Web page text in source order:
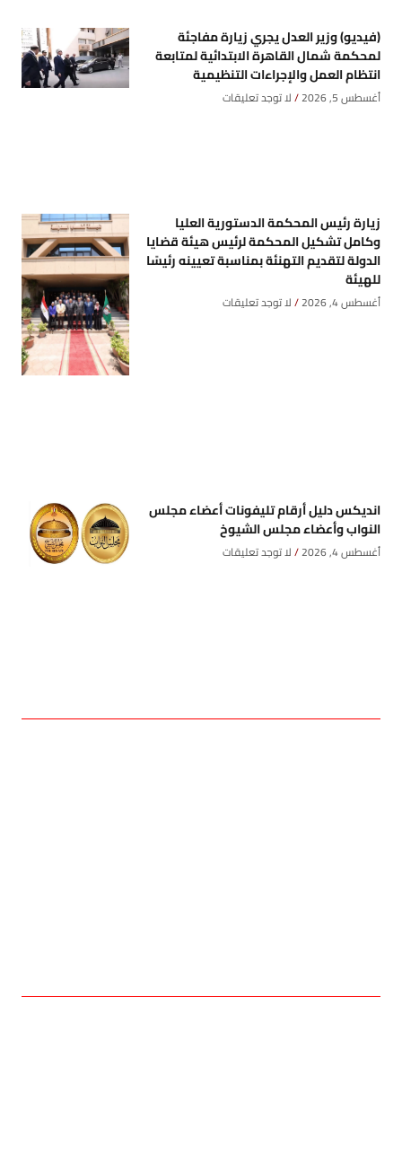
(فيديو) وزير العدل يجري زيارة مفاجئة
لمحكمة شمال القاهرة الابتدائية لمتابعة
انتظام العمل والإجراءات التنظيمية
أغسطس 5, 2026 لا توجد تعليقات
زيارة رئيس المحكمة الدستورية العليا
وكامل تشكيل المحكمة لرئيس هيئة قضايا
الدولة لتقديم التهنئة بمناسبة تعيينه رئيسًا
للهيئة
أغسطس 4, 2026 لا توجد تعليقات
انديكس دليل أرقام تليفونات أعضاء مجلس
النواب وأعضاء مجلس الشيوخ
أغسطس 4, 2026 لا توجد تعليقات